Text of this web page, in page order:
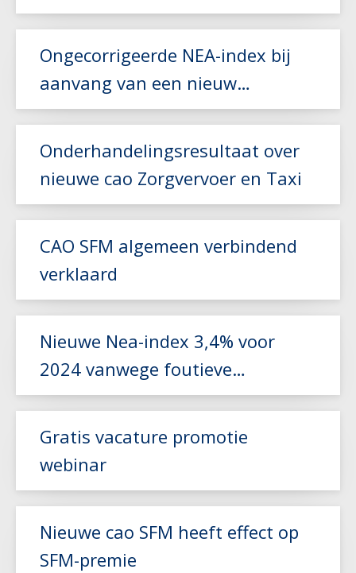
Ongecorrigeerde NEA-index bij
aanvang van een nieuw
vervoerscontract
Onderhandelingsresultaat over
nieuwe cao Zorgvervoer en Taxi
CAO SFM algemeen verbindend
verklaard
Nieuwe Nea-index 3,4% voor
2024 vanwege foutieve
berekening
Gratis vacature promotie
webinar
Nieuwe cao SFM heeft effect op
SFM-premie